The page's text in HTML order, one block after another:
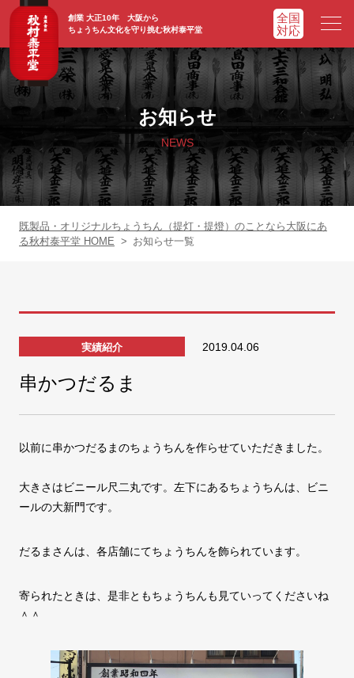
創業 大正10年 大阪から
ちょうちん文化を守り挑む秋村泰平堂
ホーム HOME
ADVATAGE
提灯一覧 CHOCHIN
お知らせ
NEWS
既製品・オリジナルちょうちん（提灯・提燈）のことなら大阪にあ
る秋村泰平堂 HOME > お知らせ一覧
実績紹介 2019.04.06
串かつだるま
以前に串かつだるまのちょうちんを作らせていただきました。
大きさはビニール尺二丸です。左下にあるちょうちんは、ビニ
ールの大新門です。
だるまさんは、各店舗にてちょうちんを飾られています。
寄られたときは、是非ともちょうちんも見ていってくださいね
＾＾